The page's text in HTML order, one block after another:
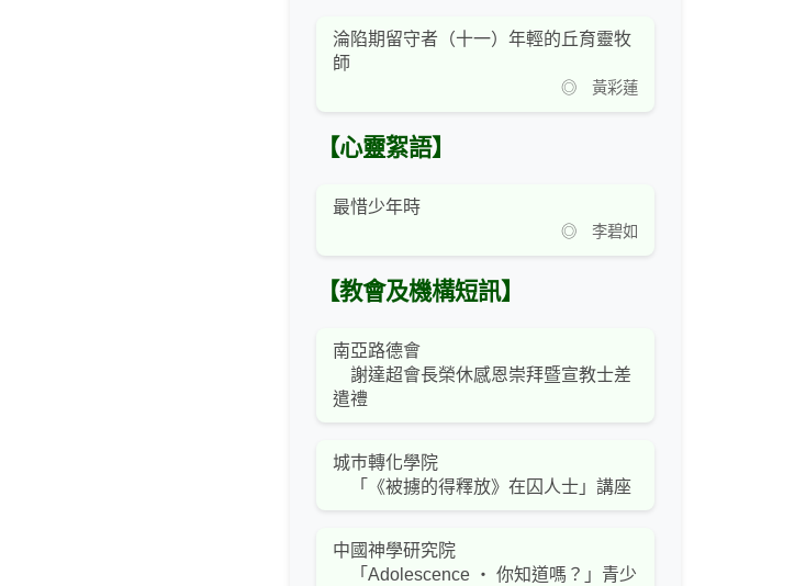
淪陷期留守者（十一）年輕的丘育靈牧
師
◎ 黃彩蓮
【心靈絮語】
最惜少年時
◎ 李碧如
【教會及機構短訊】
南亞路德會
謝達超會長榮休感恩崇拜暨宣教士差
遣禮
城巿轉化學院
「《被擄的得釋放》在囚人士」講座
中國神學研究院
「Adolescence ‧ 你知道嗎？」青少